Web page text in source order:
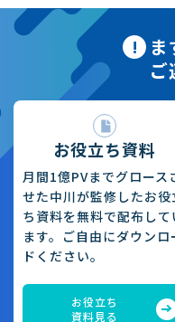
ご
お役立ち資料
月間1億PVまでグロース
せた中川が監修したお役
ち資料を無料で配布して
ます。ご自由にダウンロ
ドください。
お役立ち
資料見る